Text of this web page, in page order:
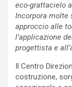
eco-grattacielo
Incorpora molte
approccio alle
l’applicazione
progettista e
Il Centro
costruzione,